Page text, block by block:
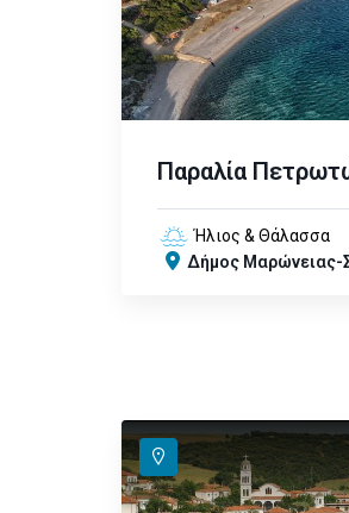
Παραλία
Ήλιος & Θάλασσα
Δήμος Μαρώνειας-